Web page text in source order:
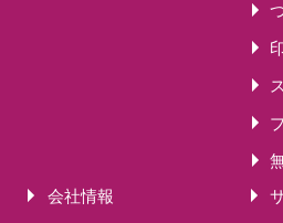
会社情報